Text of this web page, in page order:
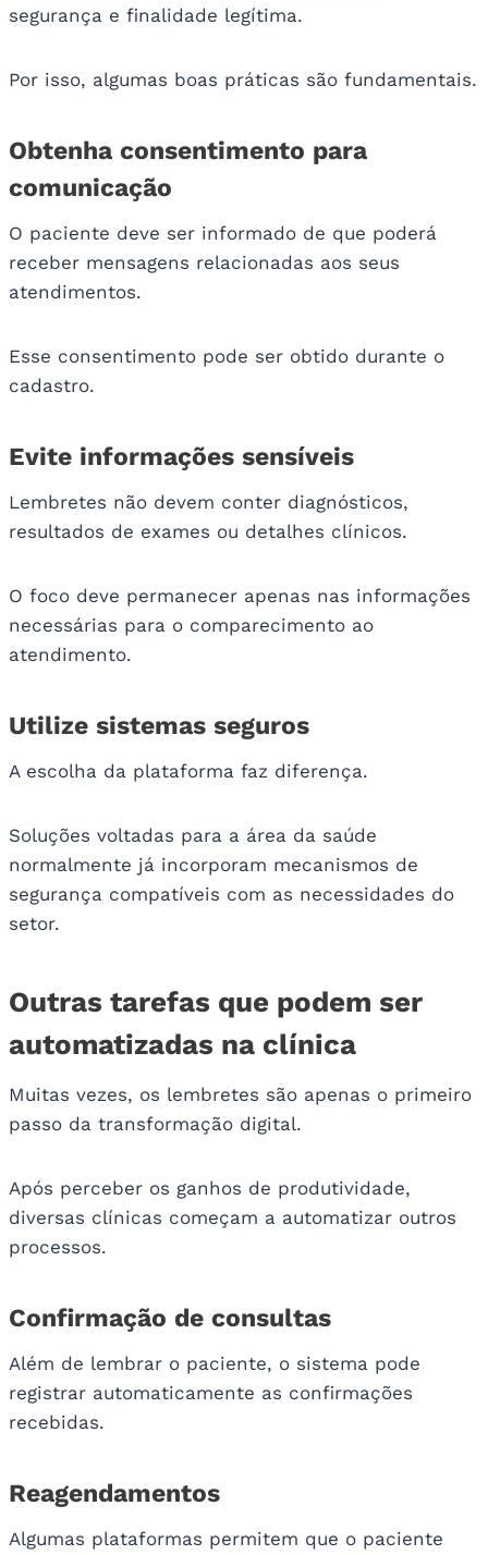
segurança e finalidade legítima.
Por isso, algumas boas práticas são fundamentais.
Obtenha consentimento para
comunicação
O paciente deve ser informado de que poderá
receber mensagens relacionadas aos seus
atendimentos.
Esse consentimento pode ser obtido durante o
cadastro.
Evite informações sensíveis
Lembretes não devem conter diagnósticos,
resultados de exames ou detalhes clínicos.
O foco deve permanecer apenas nas informações
necessárias para o comparecimento ao
atendimento.
Utilize sistemas seguros
A escolha da plataforma faz diferença.
Soluções voltadas para a área da saúde
normalmente já incorporam mecanismos de
segurança compatíveis com as necessidades do
setor.
Outras tarefas que podem ser
automatizadas na clínica
Muitas vezes, os lembretes são apenas o primeiro
passo da transformação digital.
Após perceber os ganhos de produtividade,
diversas clínicas começam a automatizar outros
processos.
Confirmação de consultas
Além de lembrar o paciente, o sistema pode
registrar automaticamente as confirmações
recebidas.
Reagendamentos
Algumas plataformas permitem que o paciente